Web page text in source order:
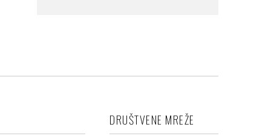
DRUŠTVENE MREŽE